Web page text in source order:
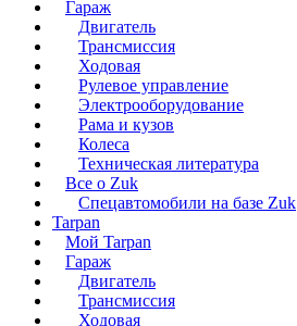
Гараж
Двигатель
Трансмиссия
Ходовая
Рулевое управление
Электрооборудование
Рама и кузов
Колеса
Техническая литература
Все о Zuk
Спецавтомобили на базе Zuk
Tarpan
Мой Tarpan
Гараж
Двигатель
Трансмиссия
Ходовая